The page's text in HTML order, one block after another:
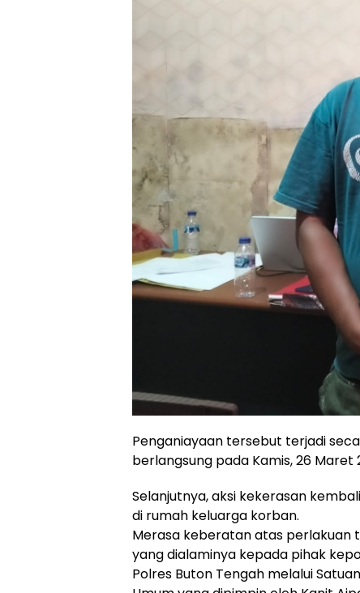
Penganiayaan tersebut terjadi
berlangsung pada Kamis, 26 Maret
Selanjutnya, aksi kekerasan
di rumah keluarga korban.
Merasa keberatan atas perlakuan
yang dialaminya kepada pihak
Polres Buton Tengah melalui